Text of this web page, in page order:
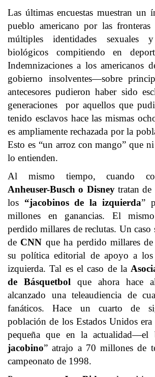
Las últimas encuestas muestran un
pueblo americano por las fronteras
múltiples identidades sexuales
biológicos compitiendo en
Indemnizaciones a los americanos
gobierno insolventes—sobre
antecesores pudieron haber sido
generaciones por aquellos que
tenido esclavos hace las mismas
es ampliamente rechazada por la
Esto es “un arroz con mango” que
lo entienden.
Al mismo tiempo, cuando
Anheuser-Busch o Disneytratan de
los “jacobinos de la izquierda”
millones en ganancias. El
perdido millares de reclutas. Un
de CNN que ha perdido millares
su política editorial de apoyo a
izquierda. Tal es el caso de la
de Básquetbol que ahora hace
alcanzado una teleaudiencia de
fanáticos. Hace un cuarto de
población de los Estados Unidos
pequeña que en la actualidad—el
jacobino” atrajo a 70 millones de
campeonato de 1998.